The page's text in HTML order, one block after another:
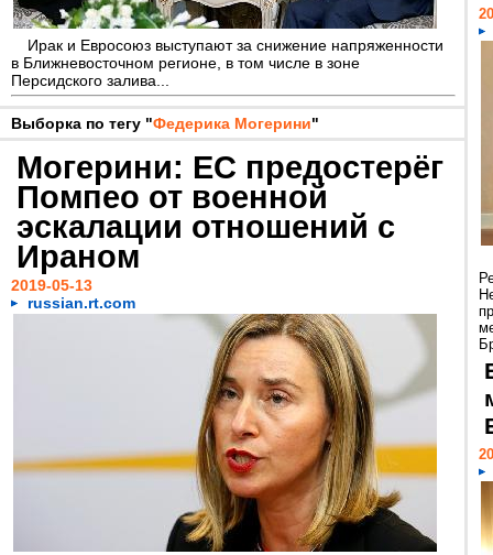
Ирак и Евросоюз выступают за снижение напряженности
в Ближневосточном регионе, в том числе в зоне
Персидского залива...
Выборка по тегу "Федерика Могерини"
Могерини: ЕС предостерёг
Помпео от военной
эскалации отношений с
Ираном
2019-05-13
russian.rt.com